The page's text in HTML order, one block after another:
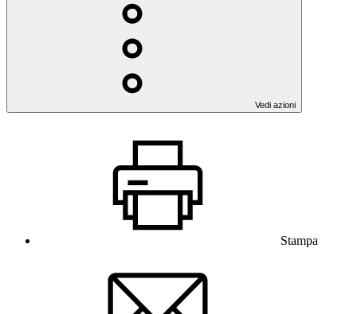
Vedi azioni
Stampa